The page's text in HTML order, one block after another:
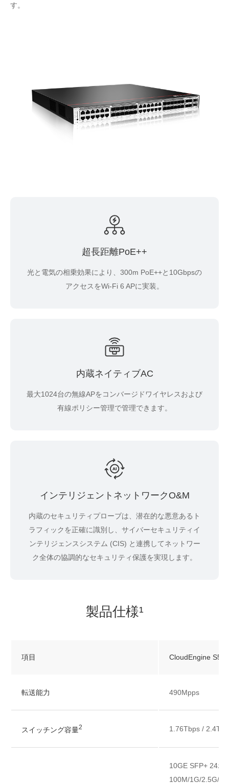
す。
超長距離PoE++
光と電気の相乗効果により、300m PoE++と10Gbpsの
アクセスをWi-Fi 6 APに実装。
内蔵ネイティブAC
最大1024台の無線APをコンバージドワイヤレスおよび
有線ポリシー管理で管理できます。
インテリジェントネットワークO&M
内蔵のセキュリティプローブは、潜在的な悪意あるト
ラフィックを正確に識別し、サイバーセキュリティイ
ンテリジェンスシステム (CIS) と連携してネットワー
ク全体の協調的なセキュリティ保護を実現します。
製品仕様¹
項目 CloudEngine
転送能力 490Mpps
スイッチング容量2 1.76Tbps /
10GE SFP+ 24ポ
100M/1G/2.5G/